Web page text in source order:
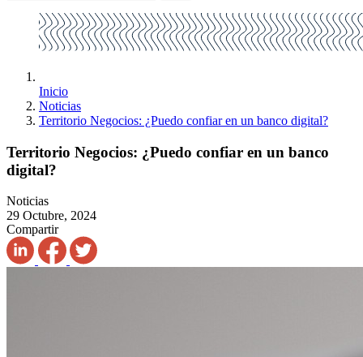
Inicio
Noticias
Territorio Negocios: ¿Puedo confiar en un banco digital?
Territorio Negocios: ¿Puedo confiar en un banco
digital?
Noticias
29 Octubre, 2024
Compartir